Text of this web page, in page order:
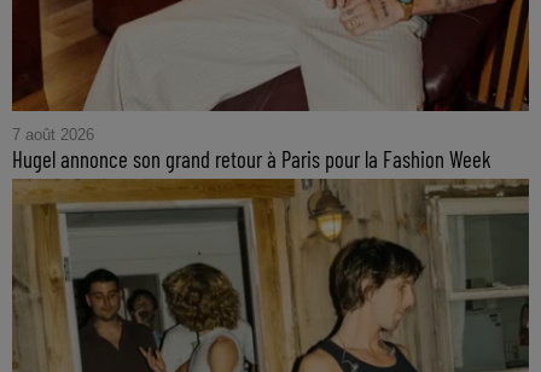
7 août 2026
Hugel annonce son grand retour à Paris pour la Fashion Week